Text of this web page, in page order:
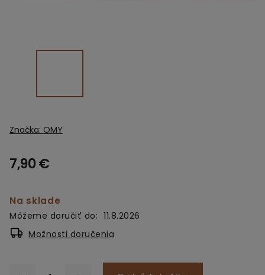
Značka: OMY
7,90 €
Na sklade
Môžeme doručiť do: 11.8.2026
Možnosti doručenia